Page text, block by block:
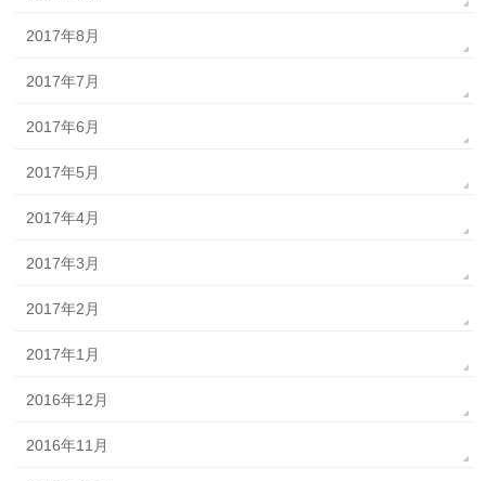
2017年8月
2017年7月
2017年6月
2017年5月
2017年4月
2017年3月
2017年2月
2017年1月
2016年12月
2016年11月